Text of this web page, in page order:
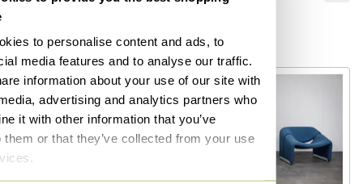
to personalise content and ads, to
media features and to analyse our traffic.
information about your use of our site with
advertising and analytics partners who
it with other information that you’ve
them or that they’ve collected from your use
Chaise longue,
60.
Fauteuil
- %